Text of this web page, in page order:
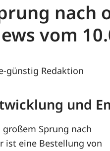
nach
vom
günstig Redaktion
und
Sprung nach
ist eine Bestellung von